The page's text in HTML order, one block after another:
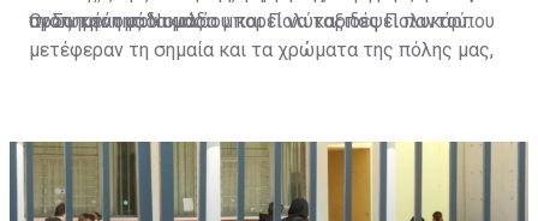
προς την ομάδα μας.
αγαπημένη σου ομάδα μπορεί να ταξιδέψει παντού.
Οι Σωκράτης Νικολάου και Πολύκαρπος Πολυκάρπου
μετέφεραν τη σημαία και τα χρώματα της πόλης μας,